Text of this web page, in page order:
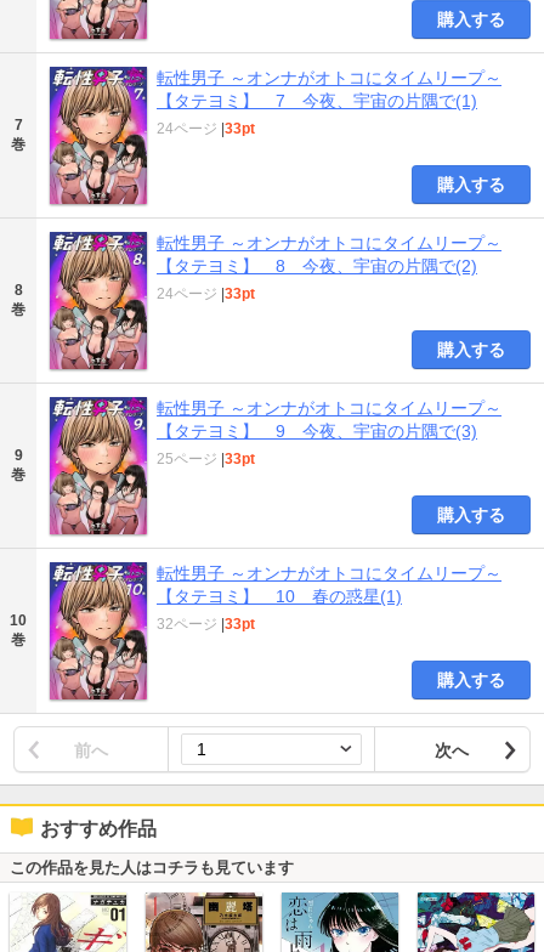
購入する
7
巻
転性男子 ～オンナがオトコにタイムリープ～
【タテヨミ】 7 今夜、宇宙の片隅で(1)
24ページ |33pt
購入する
8
巻
転性男子 ～オンナがオトコにタイムリープ～
【タテヨミ】 8 今夜、宇宙の片隅で(2)
24ページ |33pt
購入する
9
巻
転性男子 ～オンナがオトコにタイムリープ～
【タテヨミ】 9 今夜、宇宙の片隅で(3)
25ページ |33pt
購入する
10
巻
転性男子 ～オンナがオトコにタイムリープ～
【タテヨミ】 10 春の惑星(1)
32ページ |33pt
購入する
前へ 次へ
おすすめ作品
この作品を見た人はコチラも見ています